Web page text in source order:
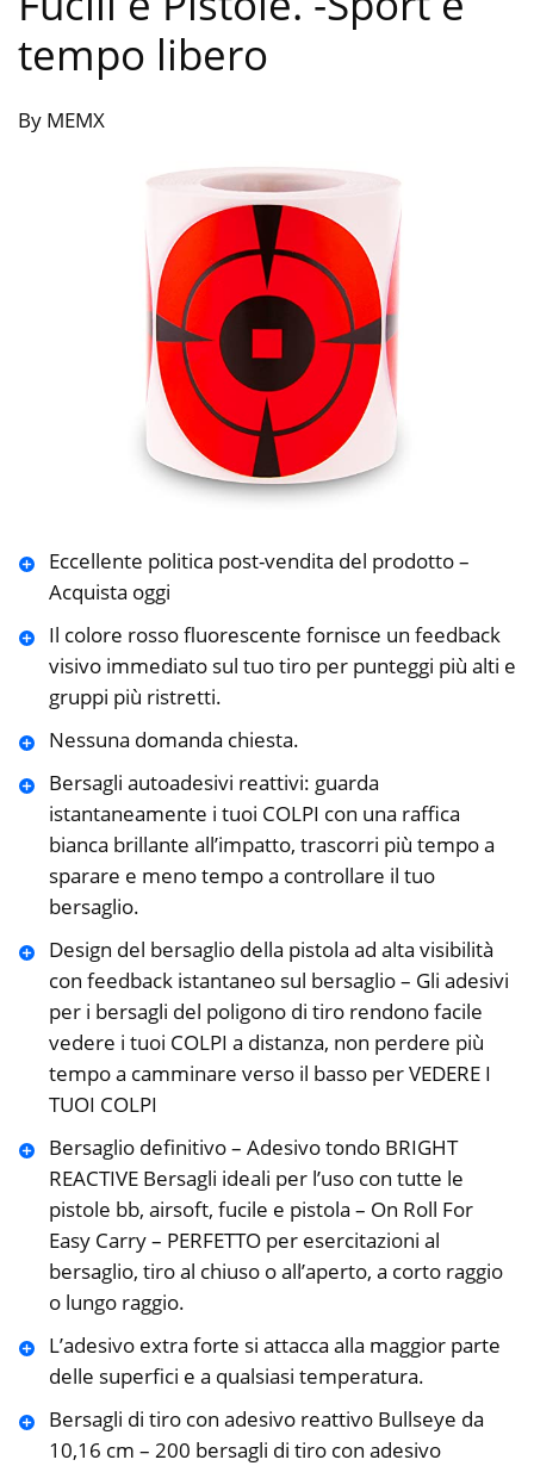
tempo libero
By MEMX
Eccellente politica post-vendita del prodotto –
Acquista oggi
Il colore rosso fluorescente fornisce un feedback
visivo immediato sul tuo tiro per punteggi più alti e
gruppi più ristretti.
Nessuna domanda chiesta.
Bersagli autoadesivi reattivi: guarda
istantaneamente i tuoi COLPI con una raffica
bianca brillante all’impatto, trascorri più tempo a
sparare e meno tempo a controllare il tuo
bersaglio.
Design del bersaglio della pistola ad alta visibilità
con feedback istantaneo sul bersaglio – Gli adesivi
per i bersagli del poligono di tiro rendono facile
vedere i tuoi COLPI a distanza, non perdere più
tempo a camminare verso il basso per VEDERE I
TUOI COLPI
Bersaglio definitivo – Adesivo tondo BRIGHT
REACTIVE Bersagli ideali per l’uso con tutte le
pistole bb, airsoft, fucile e pistola – On Roll For
Easy Carry – PERFETTO per esercitazioni al
bersaglio, tiro al chiuso o all’aperto, a corto raggio
o lungo raggio.
L’adesivo extra forte si attacca alla maggior parte
delle superfici e a qualsiasi temperatura.
Bersagli di tiro con adesivo reattivo Bullseye da
10,16 cm – 200 bersagli di tiro con adesivo